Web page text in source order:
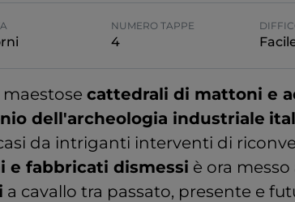
NUMERO TAPPE
4
cattedrali di mattoni e
dell'archeologia industriale
da intriganti interventi di
e fabbricati dismessi è ora
a cavallo tra passato, presente e